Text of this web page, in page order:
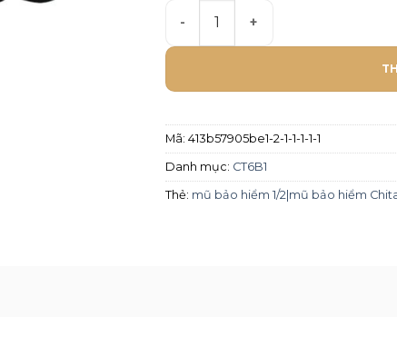
Mã: 413b57905be1-2-1-1-1-1-1
Danh mục: CT6B1
Thẻ: mũ bảo hiểm 1/2|mũ bảo hiểm